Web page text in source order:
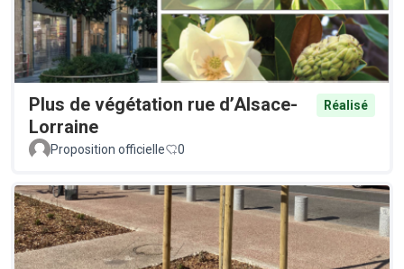
Plus de végétation rue d’Alsace-
Lorraine
Réalisé
Proposition officielle 0